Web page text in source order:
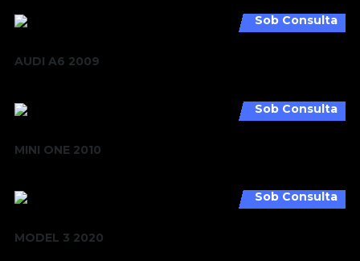
Sob Consulta
AUDI A6 2009
Sob Consulta
MINI ONE 2010
Sob Consulta
MODEL 3 2020